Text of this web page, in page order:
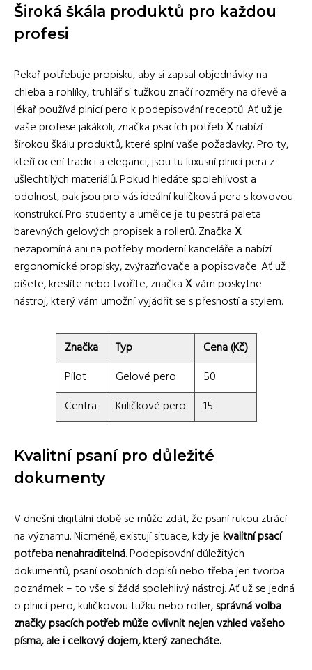
Široká škála produktů pro každou
profesi
Pekař potřebuje propisku, aby si zapsal objednávky na
chleba a rohlíky, truhlář si tužkou značí rozměry na dřevě a
lékař používá plnicí pero k podepisování receptů. Ať už je
vaše profese jakákoli, značka psacích potřebXnabízí
širokou škálu produktů, které splní vaše požadavky. Pro ty,
kteří ocení tradici a eleganci, jsou tu luxusní plnicí pera z
ušlechtilých materiálů. Pokud hledáte spolehlivost a
odolnost, pak jsou pro vás ideální kuličková pera s kovovou
konstrukcí. Pro studenty a umělce je tu pestrá paleta
barevných gelových propisek a rollerů. ZnačkaX
nezapomíná ani na potřeby moderní kanceláře a nabízí
ergonomické propisky, zvýrazňovače a popisovače. Ať už
píšete, kreslíte nebo tvoříte, značkaXvám poskytne
nástroj, který vám umožní vyjádřit se s přesností a stylem.
Značka Typ
Cena (Kč)
Pilot
Gelové pero
50
Centra
Kuličkové pero 15
Kvalitní psaní pro důležité
dokumenty
V dnešní digitální době se může zdát, že psaní rukou ztrácí
na významu. Nicméně, existují situace, kdy jekvalitní psací
potřeba nenahraditelná. Podepisování důležitých
dokumentů, psaní osobních dopisů nebo třeba jen tvorba
poznámek – to vše si žádá spolehlivý nástroj. Ať už se jedná
o plnicí pero, kuličkovou tužku nebo roller,správná volba
značky psacích potřeb může ovlivnit nejen vzhled vašeho
písma, ale i celkový dojem, který zanecháte.